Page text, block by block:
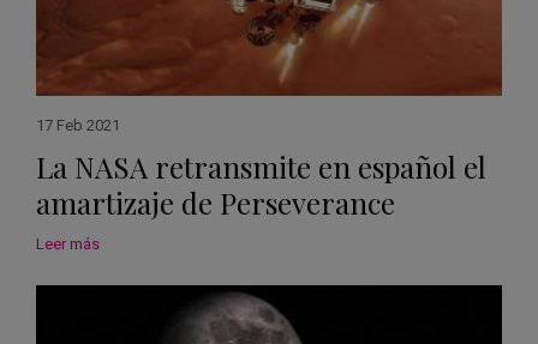
17 Feb 2021
La NASA retransmite en español el
amartizaje de Perseverance
Leer más